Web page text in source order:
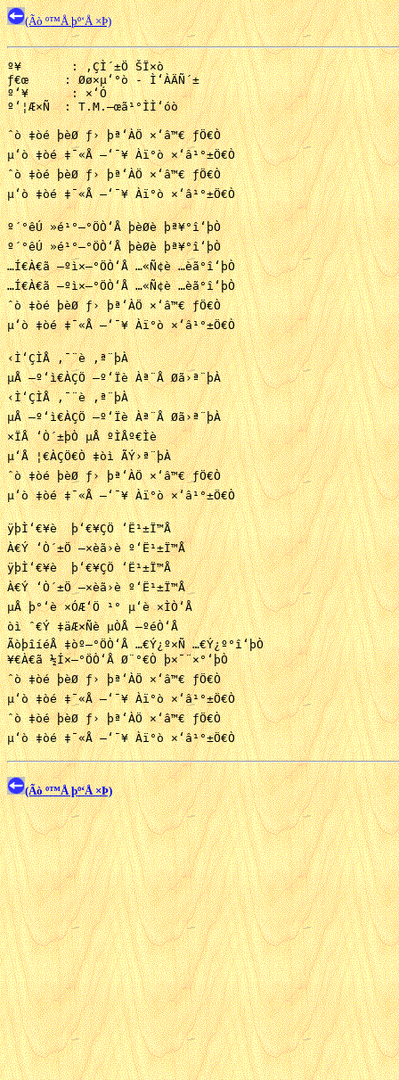
(Ãò º™Å þº‘Å ×Þ)
º¥       : ‚ÇÌ´±Ö ŠÏ×ò
ƒ€œ     : Øø×µ‘°ò - Ì‘ÀÄÑ´±
º‘¥      : ×‘Ó
º‘¦Æ×Ñ  : T.M.—œã¹°ÌÌ‘óò
ˆò ‡òé þèØ ƒ› þª‘ÀÖ ×‘â™€ ƒÖ€Ò
µ‘ò ‡òé ‡¯«Å —‘¯¥ Àï°ò ×‘â¹°±Ö€Ò
ˆò ‡òé þèØ ƒ› þª‘ÀÖ ×‘â™€ ƒÖ€Ò
µ‘ò ‡òé ‡¯«Å —‘¯¥ Àï°ò ×‘â¹°±Ö€Ò
º´°êÚ »é¹°—°ÖÒ‘Å þèØè þª¥°î‘þÒ
º´°êÚ »é¹°—°ÖÒ‘Å þèØè þª¥°î‘þÒ
…Í€À€ã —ºì×—°ÖÒ‘Å …«Ñ¢è …èã°î‘þÒ
…Í€À€ã —ºì×—°ÖÒ‘Å …«Ñ¢è …èã°î‘þÒ
ˆò ‡òé þèØ ƒ› þª‘ÀÖ ×‘â™€ ƒÖ€Ò
µ‘ò ‡òé ‡¯«Å —‘¯¥ Àï°ò ×‘â¹°±Ö€Ò
‹Ì‘ÇÌÅ ‚¯¨è ‚ª¨þÀ
µÅ —º‘ì€ÀÇÖ —º‘Ïè Àª¨Å Øã›ª¨þÀ
‹Ì‘ÇÌÅ ‚¯¨è ‚ª¨þÀ
µÅ —º‘ì€ÀÇÖ —º‘Ïè Àª¨Å Øã›ª¨þÀ
×ÏÅ ‘Ò´±þÒ µÅ ºÌÅº€Ìè
µ‘Å ¦€ÀÇÖ€Ò ‡òì ÃÝ›ª¨þÀ
ˆò ‡òé þèØ ƒ› þª‘ÀÖ ×‘â™€ ƒÖ€Ò
µ‘ò ‡òé ‡¯«Å —‘¯¥ Àï°ò ×‘â¹°±Ö€Ò
ÿþÌ‘€¥è  þ‘€¥ÇÖ ‘Ë¹±Ï™Å
À€Ý ‘Ò´±Ö —×èã›è º‘Ë¹±Ï™Å
ÿþÌ‘€¥è  þ‘€¥ÇÖ ‘Ë¹±Ï™Å
À€Ý ‘Ò´±Ö —×èã›è º‘Ë¹±Ï™Å
µÅ þ°‘è ×ÓÆ‘Ö ¹° µ‘è ×ÌÒ‘Å
òì ˆ€Ý ‡äÆ×Ñè µÒÅ —ºéÒ‘Å
ÃòþîíéÅ ‡òº—°ÖÒ‘Å …€Ý¿º×Ñ …€Ý¿º°î‘þÒ
¥€À€ã ½Í×—°ÖÒ‘Å Ø¨°€Ò þ×¯¨×°‘þÒ
ˆò ‡òé þèØ ƒ› þª‘ÀÖ ×‘â™€ ƒÖ€Ò
µ‘ò ‡òé ‡¯«Å —‘¯¥ Àï°ò ×‘â¹°±Ö€Ò
ˆò ‡òé þèØ ƒ› þª‘ÀÖ ×‘â™€ ƒÖ€Ò
(Ãò º™Å þº‘Å ×Þ)